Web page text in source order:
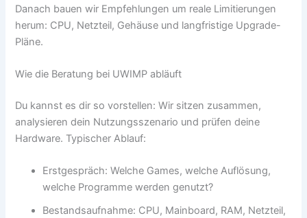
Danach bauen wir Empfehlungen um reale Limitierungen
herum: CPU, Netzteil, Gehäuse und langfristige Upgrade-
Pläne.
Wie die Beratung bei UWIMP abläuft
Du kannst es dir so vorstellen: Wir sitzen zusammen,
analysieren dein Nutzungsszenario und prüfen deine
Hardware. Typischer Ablauf:
Erstgespräch: Welche Games, welche Auflösung,
welche Programme werden genutzt?
Bestandsaufnahme: CPU, Mainboard, RAM, Netzteil,